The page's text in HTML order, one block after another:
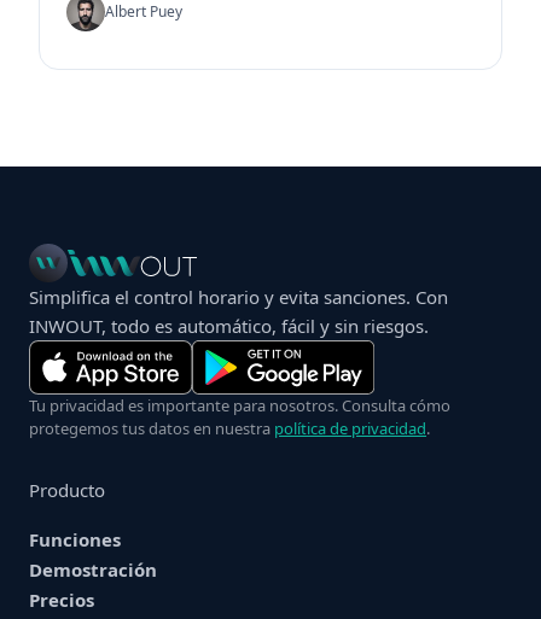
Albert Puey
Simplifica el control horario y evita sanciones. Con
INWOUT, todo es automático, fácil y sin riesgos.
Tu privacidad es importante para nosotros. Consulta cómo
protegemos tus datos en nuestra política de privacidad.
Producto
Funciones
Demostración
Precios